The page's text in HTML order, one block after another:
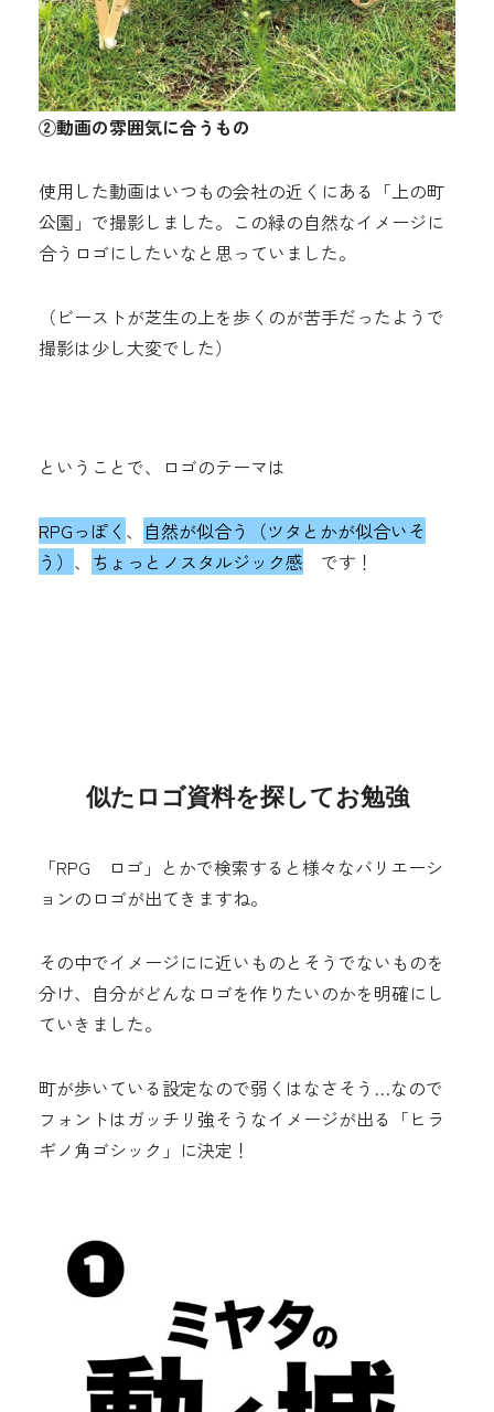
②動画の雰囲気に合うもの
使用した動画はいつもの会社の近くにある「上の町
公園」で撮影しました。この緑の自然なイメージに
合うロゴにしたいなと思っていました。
（ビーストが芝生の上を歩くのが苦手だったようで
撮影は少し大変でした）
ということで、ロゴのテーマは
RPGっぽく 、 自然が似合う（ツタとかが似合いそ
う） 、 ちょっとノスタルジック感 です！
似たロゴ資料を探してお勉強
「RPG ロゴ」とかで検索すると様々なバリエーシ
ョンのロゴが出てきますね。
その中でイメージにに近いものとそうでないものを
分け、自分がどんなロゴを作りたいのかを明確にし
ていきました。
町が歩いている設定なので弱くはなさそう…なので
フォントはガッチリ強そうなイメージが出る「ヒラ
ギノ角ゴシック」に決定！